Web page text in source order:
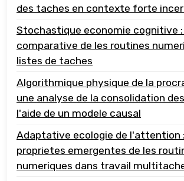
des taches en contexte forte
Stochastique economie cognitive
comparative de les routines
listes de taches
Algorithmique physique de la
une analyse de la consolidation
l'aide de un modele causal
Adaptative ecologie de l'attention
proprietes emergentes de les
numeriques dans travail